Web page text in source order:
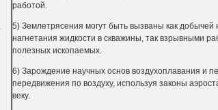
работой.
5) Землетрясения могут быть вызваны как добычей
нагнетания жидкости в сква­жины, так взрывными
полез­ных ископаемых.
6) Зарождение научных основ воздухоплавания и
передвижения по воздуху, используя законы
веку.